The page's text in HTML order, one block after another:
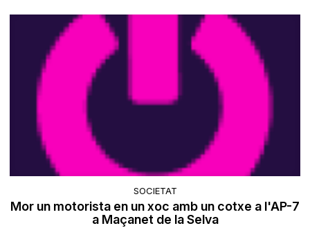
SOCIETAT
Mor un motorista en un xoc amb un cotxe a l'AP-7
a Maçanet de la Selva